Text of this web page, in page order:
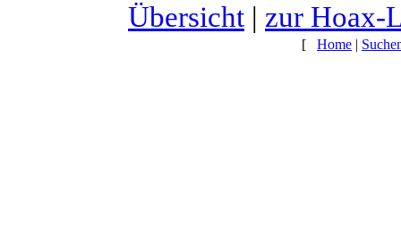
Übersicht | zur Hoax-
[ Home |